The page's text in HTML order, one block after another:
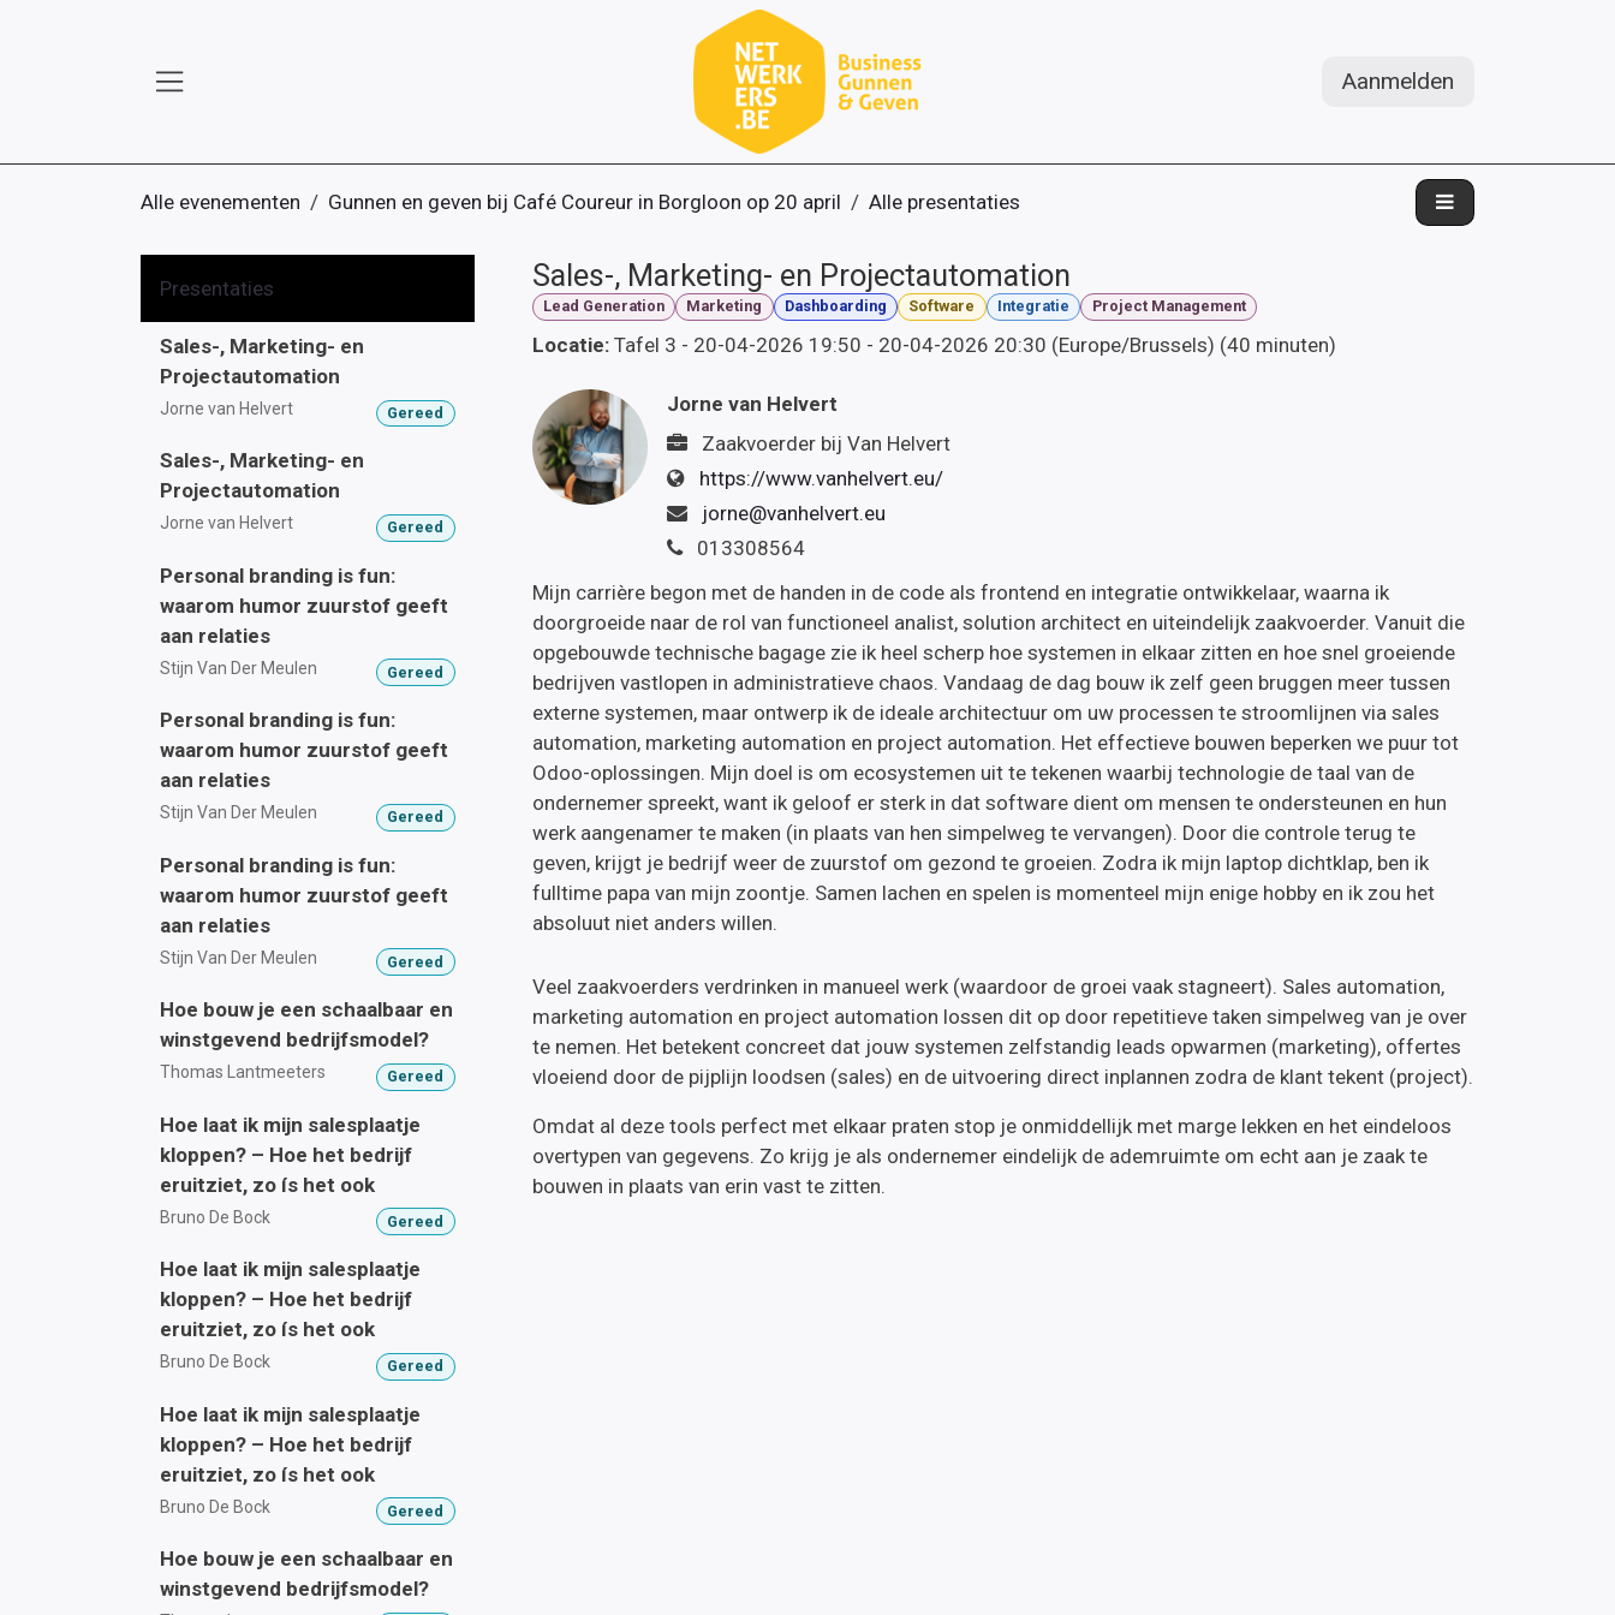
Aanmelden
Alle evenementen Gunnen en geven bij Café Coureur in Borgloon op 20 april Alle presentaties
Presentaties
Sales-, Marketing- en
Projectautomation
Jorne van Helvert Gereed
Sales-, Marketing- en
Projectautomation
Jorne van Helvert Gereed
Personal branding is fun:
waarom humor zuurstof geeft
aan relaties
Stijn Van Der Meulen Gereed
Personal branding is fun:
waarom humor zuurstof geeft
aan relaties
Stijn Van Der Meulen Gereed
Personal branding is fun:
waarom humor zuurstof geeft
aan relaties
Stijn Van Der Meulen Gereed
Hoe bouw je een schaalbaar en
winstgevend bedrijfsmodel?
Thomas Lantmeeters Gereed
Hoe laat ik mijn salesplaatje
kloppen? – Hoe het bedrijf
eruitziet, zo ís het ook
Bruno De Bock Gereed
Hoe laat ik mijn salesplaatje
kloppen? – Hoe het bedrijf
eruitziet, zo ís het ook
Bruno De Bock Gereed
Hoe laat ik mijn salesplaatje
kloppen? – Hoe het bedrijf
eruitziet, zo ís het ook
Bruno De Bock Gereed
Hoe bouw je een schaalbaar en
winstgevend bedrijfsmodel?
Sales-, Marketing- en Projectautomation
Lead Generation Marketing Dashboarding Software Integratie Project Management
Locatie: Tafel 3 - 20-04-2026 19:50 - 20-04-2026 20:30 (Europe/Brussels) (40 minuten)
Jorne van Helvert
Zaakvoerderbij Van Helvert
https://www.vanhelvert.eu/
jorne@vanhelvert.eu
013308564
Mijn carrière begon met de handen in de code als frontend en integratie ontwikkelaar, waarna ik
doorgroeide naar de rol van functioneel analist, solution architect en uiteindelijk zaakvoerder. Vanuit die
opgebouwde technische bagage zie ik heel scherp hoe systemen in elkaar zitten en hoe snel groeiende
bedrijven vastlopen in administratieve chaos. Vandaag de dag bouw ik zelf geen bruggen meer tussen
externe systemen, maar ontwerp ik de ideale architectuur om uw processen te stroomlijnen via sales
automation, marketing automation en project automation. Het effectieve bouwen beperken we puur tot
Odoo-oplossingen. Mijn doel is om ecosystemen uit te tekenen waarbij technologie de taal van de
ondernemer spreekt, want ik geloof er sterk in dat software dient om mensen te ondersteunen en hun
werk aangenamer te maken (in plaats van hen simpelweg te vervangen). Door die controle terug te
geven, krijgt je bedrijf weer de zuurstof om gezond te groeien. Zodra ik mijn laptop dichtklap, ben ik
fulltime papa van mijn zoontje. Samen lachen en spelen is momenteel mijn enige hobby en ik zou het
absoluut niet anders willen.
Veel zaakvoerders verdrinken in manueel werk (waardoor de groei vaak stagneert). Sales automation,
marketing automation en project automation lossen dit op door repetitieve taken simpelweg van je over
te nemen. Het betekent concreet dat jouw systemen zelfstandig leads opwarmen (marketing), offertes
vloeiend door de pijplijn loodsen (sales) en de uitvoering direct inplannen zodra de klant tekent (project).
Omdat al deze tools perfect met elkaar praten stop je onmiddellijk met marge lekken en het eindeloos
overtypen van gegevens. Zo krijg je als ondernemer eindelijk de ademruimte om echt aan je zaak te
bouwen in plaats van erin vast te zitten.